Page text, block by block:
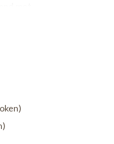
Het motto van Het
belangrijk zijn. Wij zijn
correct in ons doen en